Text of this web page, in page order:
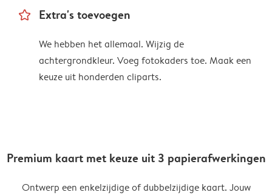
star_outline Extra's toevoegen
We hebben het allemaal. Wijzig de
achtergrondkleur. Voeg fotokaders toe. Maak een
keuze uit honderden cliparts.
Premium kaart met keuze uit 3 papierafwerkingen
Ontwerp een enkelzijdige of dubbelzijdige kaart. Jouw